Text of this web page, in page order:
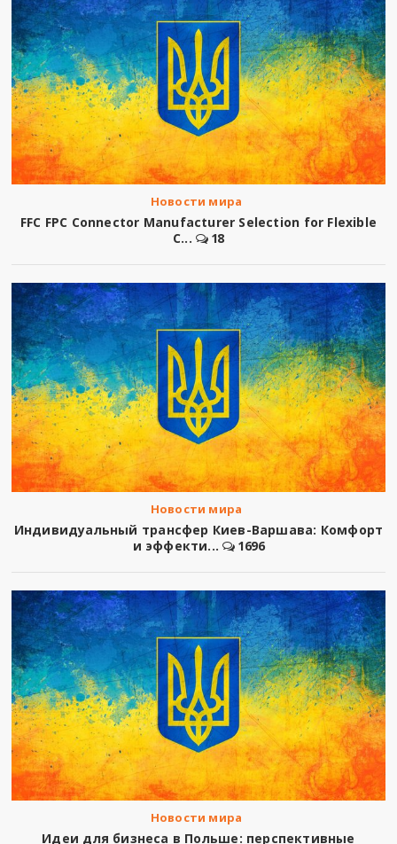
Новости мира
FFC FPC Connector Manufacturer Selection for Flexible
C...
18
Новости мира
Индивидуальный трансфер Киев-Варшава: Комфорт
и эффекти...
1696
Новости мира
Идеи для бизнеса в Польше: перспективные